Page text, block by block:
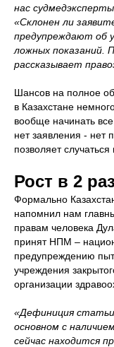
нас
«Склонен ли
предупреждают об
ложных показаний.
рассказывает
Шансов на полное
в Казахстане
вообще начинать
нет заявления - нет
позволяет
Рост в 2
Формально
напомнил нам
правам человека
принят НПМ –
предупреждению
учреждения
организации
«Дефиниция
основном с
сейчас находится